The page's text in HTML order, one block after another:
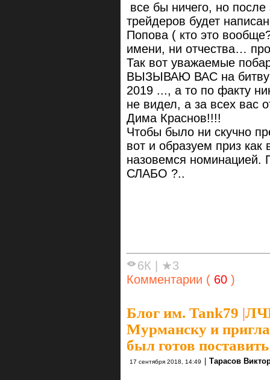
все бы ничего, но после
трейдеров будет
Попова ( кто это
имени, ни отчества…
Так вот уважаемые
ВЫЗЫВАЮ ВАС на битву
2019 ..., а то по факту
не видел, а за всех вас
Дима Краснов!!!!
Чтобы было ни скучно
вот и образуем приз
назовемся номинацией.
СЛАБО ?..
6К | ★3
Комментарии ( 60 )
Блог им. Tank79 |
Мурманску и
был готов
17 сентября 2018, 14:49 | Тарасов